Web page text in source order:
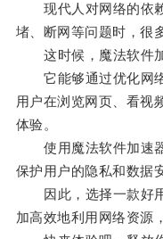
现代人对网络的依赖
堵、断网等问题时，很
这时候，魔法软件加
它能够通过优化网络
用户在浏览网页、看视
体验。
使用魔法软件加速器
保护用户的隐私和数据
因此，选择一款好用
加高效地利用网络资源